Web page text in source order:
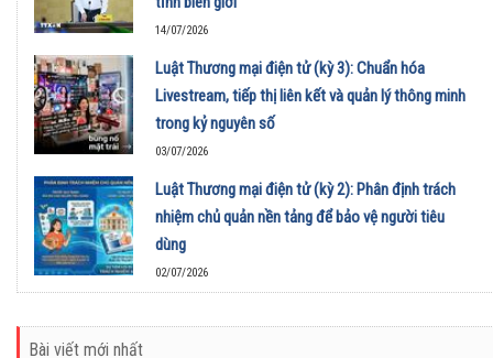
14/07/2026
Luật Thương mại điện tử (kỳ 3): Chuẩn hóa
Livestream, tiếp thị liên kết và quản lý thông minh
trong kỷ nguyên số
03/07/2026
Luật Thương mại điện tử (kỳ 2): Phân định trách
nhiệm chủ quản nền tảng để bảo vệ người tiêu
dùng
02/07/2026
Bài viết mới nhất